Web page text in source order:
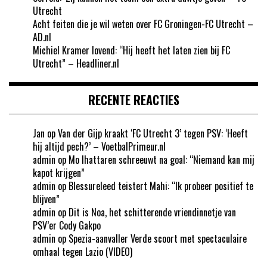
Utrecht
Acht feiten die je wil weten over FC Groningen-FC Utrecht –
AD.nl
Michiel Kramer lovend: “Hij heeft het laten zien bij FC
Utrecht” – Headliner.nl
RECENTE REACTIES
Jan opVan der Gijp kraakt ‘FC Utrecht 3’ tegen PSV: ‘Heeft
hij altijd pech?’ – VoetbalPrimeur.nl
admin op Mo Ihattaren schreeuwt na goal: “Niemand kan mij
kapot krijgen”
admin op Blessureleed teistert Mahi: “Ik probeer positief te
blijven”
admin op Dit is Noa, het schitterende vriendinnetje van
PSV’er Cody Gakpo
admin op Spezia-aanvaller Verde scoort met spectaculaire
omhaal tegen Lazio (VIDEO)